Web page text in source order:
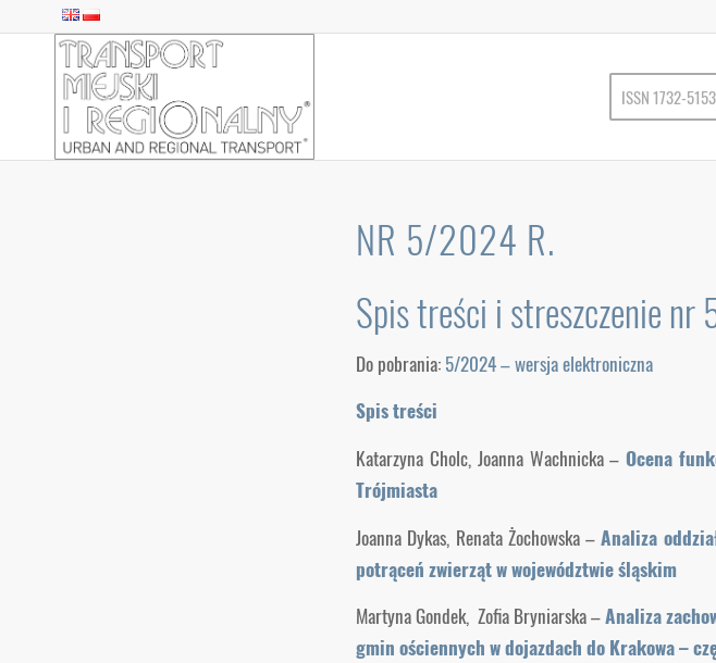
ISSN 1732-5153
NR 5/2024 R.
Spis treści i streszczenie
Do pobrania:5/2024 – wersja elektroniczna
Spis treści
Katarzyna Cholc, Joanna Wachnicka – Ocena
Trójmiasta
Joanna Dykas, Renata Żochowska –Analiza
potrąceń zwierząt w województwie śląskim
Martyna Gondek, Zofia Bryniarska –Analiza
gmin ościennych w dojazdach do Krakowa –